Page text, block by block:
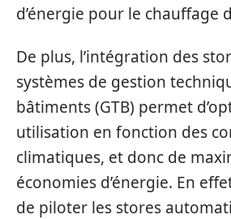
d’énergie pour le chauffage
De plus, l’intégration des
systèmes de gestion
bâtiments (GTB) permet
utilisation en fonction des
climatiques, et donc de
économies d’énergie. En
de piloter les stores